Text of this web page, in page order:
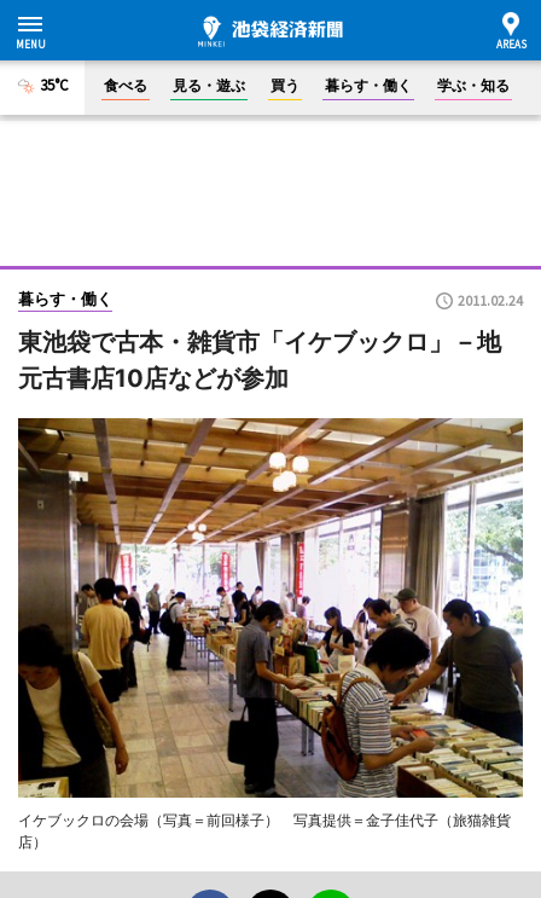
35°C 食べる 見る・遊ぶ 買う 暮らす・働く 学ぶ・知る
暮らす・働く 2011.02.24
東池袋で古本・雑貨市「イケブックロ」－地
元古書店10店などが参加
イケブックロの会場（写真＝前回様子） 写真提供＝金子佳代子（旅猫雑貨
店）